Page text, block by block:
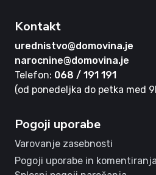
Kontakt
urednistvo@domovina.je
narocnine@domovina.je
Telefon: 068 / 191 191
(od ponedeljka do petka med
Pogoji uporabe
Varovanje zasebnosti
Pogoji uporabe in komentiranja